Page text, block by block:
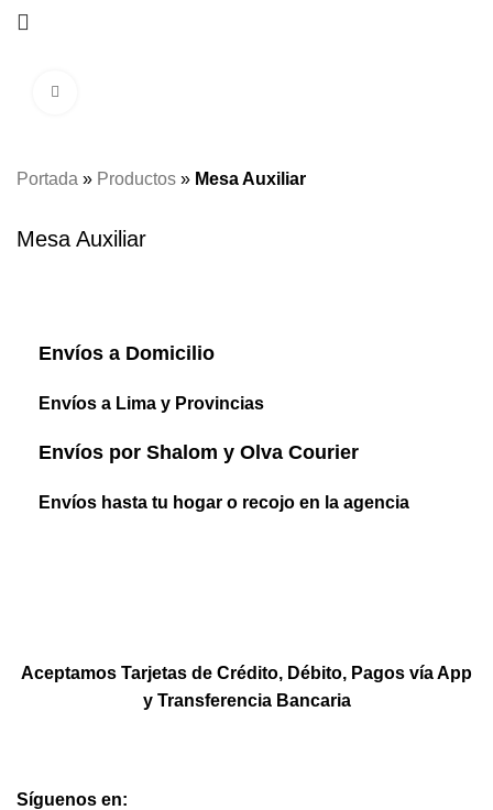
Portada » Productos » Mesa Auxiliar
Mesa Auxiliar
Envíos a Domicilio
Envíos a Lima y Provincias
Envíos por Shalom y Olva Courier
Envíos hasta tu hogar o recojo en la agencia
Aceptamos Tarjetas de Crédito, Débito, Pagos vía App
y Transferencia Bancaria
Síguenos en: